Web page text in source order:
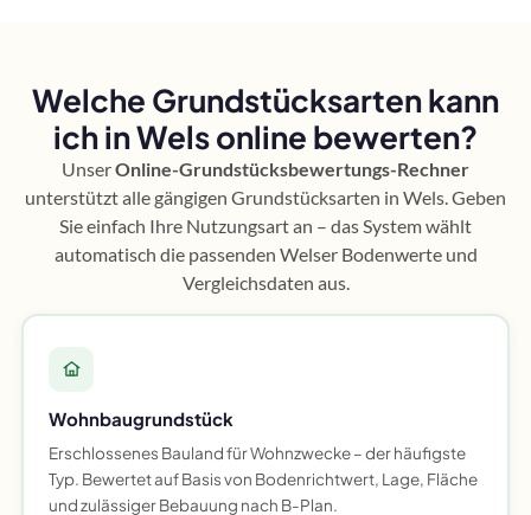
Welche Grundstücksarten kann
ich in Wels online bewerten?
UnserOnline-Grundstücksbewertungs-Rechner
unterstützt alle gängigen Grundstücksarten in Wels. Geben
Sie einfach Ihre Nutzungsart an – das System wählt
automatisch die passenden Welser Bodenwerte und
Vergleichsdaten aus.
Wohnbaugrundstück
Erschlossenes Bauland für Wohnzwecke – der häufigste
Typ. Bewertet auf Basis von Bodenrichtwert, Lage, Fläche
und zulässiger Bebauung nach B-Plan.